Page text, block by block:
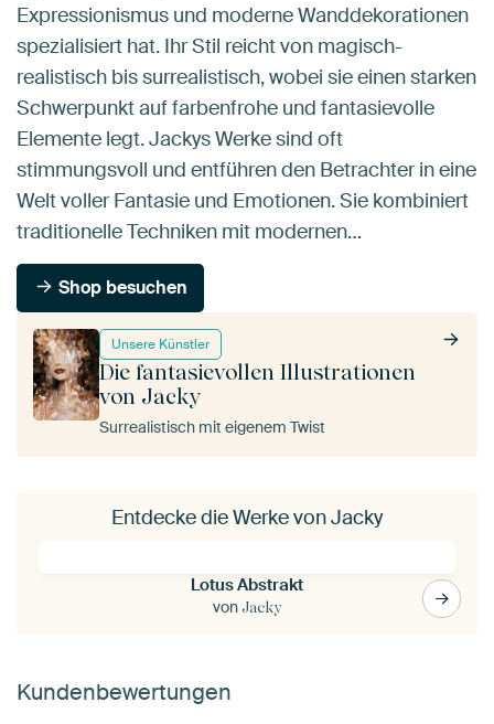
Unsere Künstler
Die fantasievollen Illustrationen
von Jacky
Surrealistisch mit eigenem Twist
Expressionismus und moderne Wanddekorationen
spezialisiert hat. Ihr Stil reicht von magisch-
realistisch bis surrealistisch, wobei sie einen starken
Schwerpunkt auf farbenfrohe und fantasievolle
Elemente legt. Jackys Werke sind oft
stimmungsvoll und entführen den Betrachter in eine
Welt voller Fantasie und Emotionen. Sie kombiniert
traditionelle Techniken mit modernen…
Shop besuchen
Entdecke die Werke von Jacky
Lotus Abstrakt
vonJacky
Kundenbewertungen